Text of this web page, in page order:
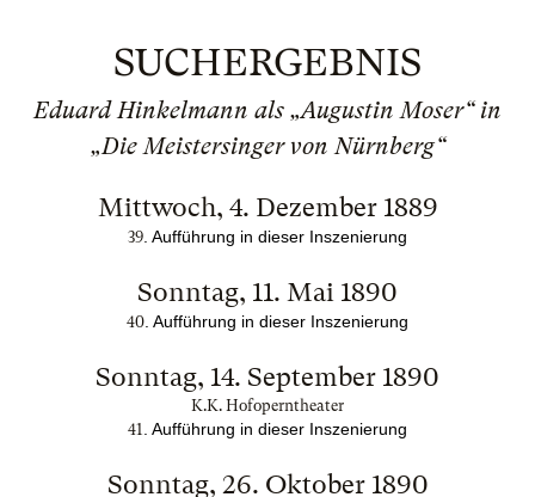
SUCHERGEBNIS
Eduard Hinkelmann als „Augustin Moser“ in
„Die Meistersinger von Nürnberg“
Mittwoch, 4. Dezember 1889
39 . Aufführung in dieser Inszenierung
Sonntag, 11. Mai 1890
40 . Aufführung in dieser Inszenierung
Sonntag, 14. September 1890
K.K. Hofoperntheater
41 . Aufführung in dieser Inszenierung
Sonntag, 26. Oktober 1890